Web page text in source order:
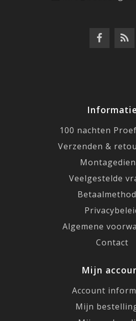
Informatie
100 nachten
Verzenden &
Veelgestelde
Algemene
Contact
Mijn
Account
Mijn